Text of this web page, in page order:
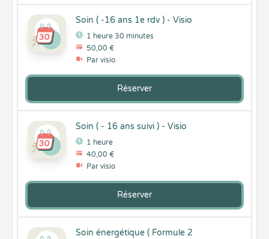
Soin ( -16 ans 1e rdv ) - Visio
1 heure 30 minutes
50,00 €
Par visio
Réserver
Soin ( - 16 ans suivi ) - Visio
1 heure
40,00 €
Par visio
Réserver
Soin énergétique ( Formule 2